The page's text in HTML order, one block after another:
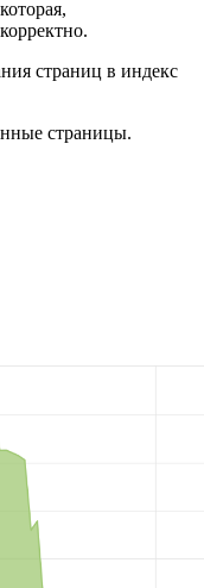
страниц в индекс
страницы.